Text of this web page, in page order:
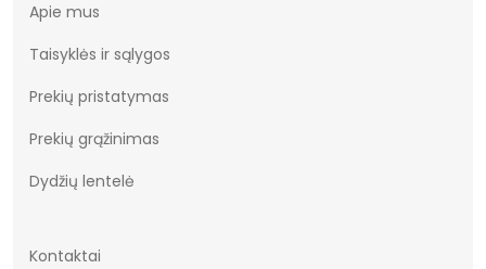
Apie mus
Taisyklės ir sąlygos
Prekių pristatymas
Prekių grąžinimas
Dydžių lentelė
Kontaktai